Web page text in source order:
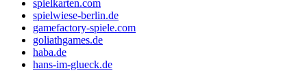
spielkarten.com
spielwiese-berlin.de
gamefactory-spiele.com
goliathgames.de
haba.de
hans-im-glueck.de